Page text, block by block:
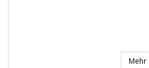
Mehr